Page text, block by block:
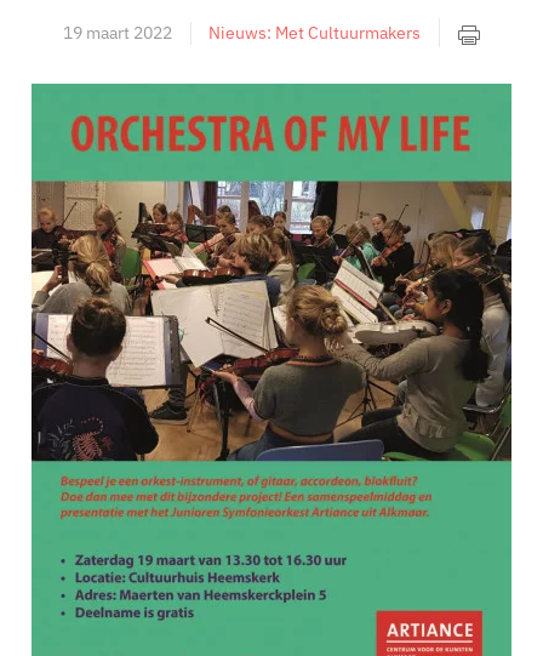
19 maart 2022 Nieuws: Met Cultuurmakers